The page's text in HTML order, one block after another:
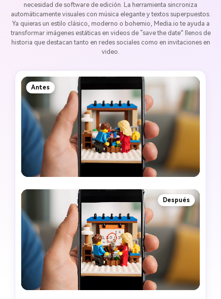
necesidad de software de edición. La herramienta sincroniza
automáticamente visuales con música elegante y textos superpuestos.
Ya quieras un estilo clásico, moderno o bohemio, Media.io te ayuda a
transformar imágenes estáticas en videos de “save the date” llenos de
historia que destacan tanto en redes sociales como en invitaciones en
video.
Antes
Después